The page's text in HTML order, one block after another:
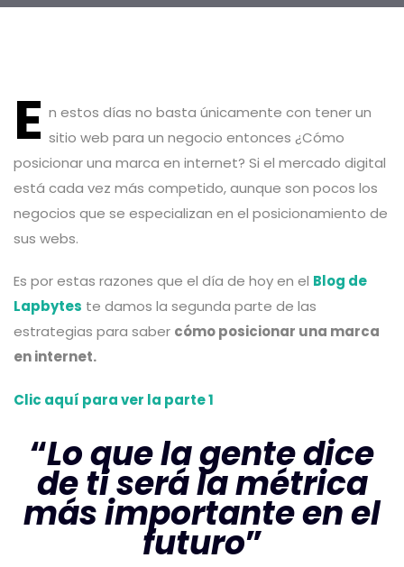
E n estos días no basta únicamente con tener un
sitio web para un negocio entonces ¿Cómo
posicionar una marca en internet? Si el mercado digital
está cada vez más competido, aunque son pocos los
negocios que se especializan en el posicionamiento de
sus webs.
Es por estas razones que el día de hoy en el Blog de
Lapbytes te damos la segunda parte de las
estrategias para saber cómo posicionar una marca
en internet.
Clic aquí para ver la parte 1
“Lo que la gente dice
de ti será la métrica
más importante en el
futuro”
navigation